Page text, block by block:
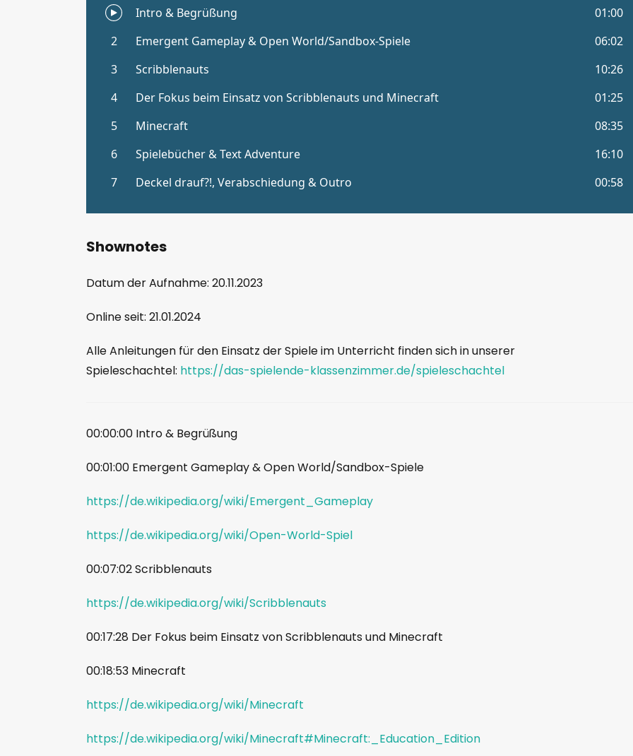
Shownotes
Datum der Aufnahme: 20.11.2023
Online seit: 21.01.2024
Alle Anleitungen für den Einsatz der Spiele im Unterricht finden sich in unserer
Spieleschachtel: https://das-spielende-klassenzimmer.de/spieleschachtel
00:00:00 Intro & Begrüßung
00:01:00 Emergent Gameplay & Open World/Sandbox-Spiele
https://de.wikipedia.org/wiki/Emergent_Gameplay
https://de.wikipedia.org/wiki/Open-World-Spiel
00:07:02 Scribblenauts
https://de.wikipedia.org/wiki/Scribblenauts
00:17:28 Der Fokus beim Einsatz von Scribblenauts und Minecraft
00:18:53 Minecraft
https://de.wikipedia.org/wiki/Minecraft
https://de.wikipedia.org/wiki/Minecraft#Minecraft:_Education_Edition